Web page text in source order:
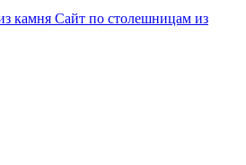
камня Сайт по столешницам из